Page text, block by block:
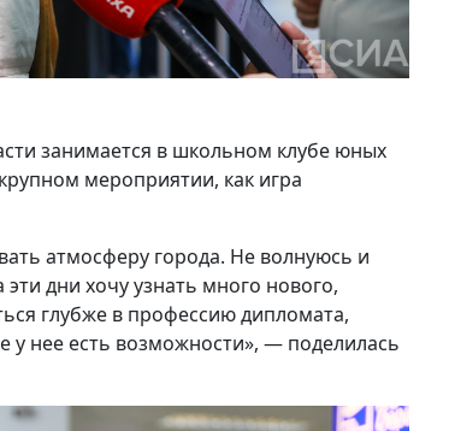
занимается в школьном клубе юных
мероприятии, как игра
атмосферу города. Не волнуюсь и
дни хочу узнать много нового,
глубже в профессию дипломата,
у нее есть возможности», — поделилась